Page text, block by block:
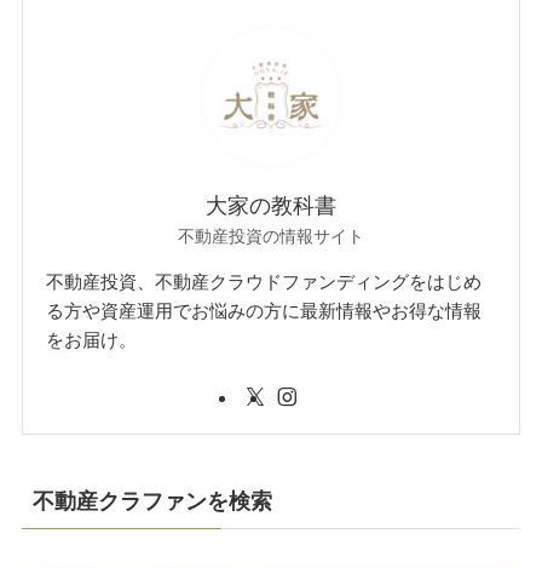
大家の教科書
不動産投資の情報サイト
不動産投資、不動産クラウドファンディングをはじめ
る方や資産運用でお悩みの方に最新情報やお得な情報
をお届け。
不動産クラファンを検索